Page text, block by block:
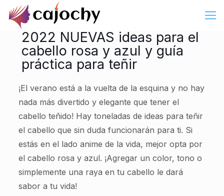
2022 NUEVAS ideas para el
cabello rosa y azul y guía
práctica para teñir
¡El verano está a la vuelta de la esquina y no hay
nada más divertido y elegante que tener el
cabello teñido! Hay toneladas de ideas para teñir
el cabello que sin duda funcionarán para ti. Si
estás en el lado anime de la vida, mejor opta por
el cabello rosa y azul. ¡Agregar un color, tono o
simplemente una raya en tu cabello le dará
sabor a tu vida!